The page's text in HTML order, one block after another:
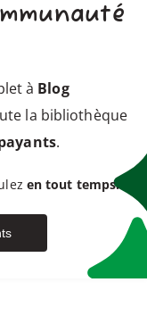
à Blog
la bibliothèque
.
en tout temps.